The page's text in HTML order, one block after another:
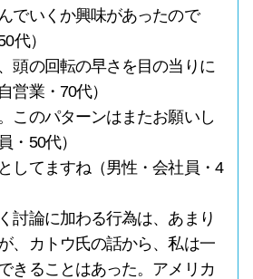
でいくか興味があったので
代）
頭の回転の早さを目の当りに
営業・70代）
このパターンはまたお願いし
・50代）
してますね（男性・会社員・4
討論に加わる行為は、あまり
、カトウ氏の話から、私は一
きることはあった。アメリカ